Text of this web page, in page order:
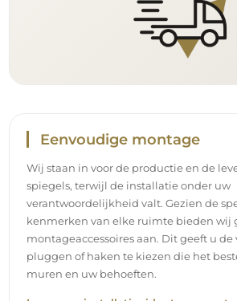
Eenvoudige montage
Wij staan in voor de productie en de
spiegels, terwijl de installatie onder uw
verantwoordelijkheid valt. Gezien de
kenmerken van elke ruimte bieden wij
montageaccessoires aan. Dit geeft u
pluggen of haken te kiezen die het
muren en uw behoeften.